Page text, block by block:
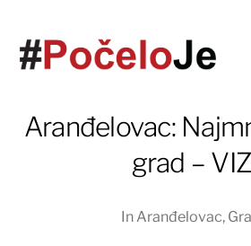
Aranđelovac:
grad –
In Aranđelovac,